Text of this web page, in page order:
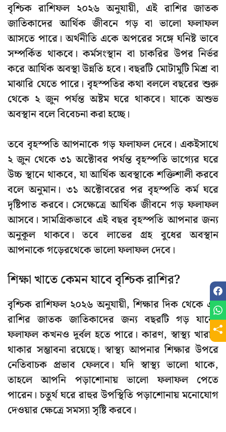
বৃশ্চিক রাশিফল ২০২৬ অনুযায়ী, এই রাশির জাতক
জাতিকাদের আর্থিক জীবনে গড় বা ভালো ফলাফল
আসতে পারে। অর্থনীতি একে অপরের সঙ্গে ঘনিষ্ট ভাবে
সম্পর্কিত থাকবে। কর্মসংস্থান বা চাকরির উপর নির্ভর
করে আর্থিক অবস্থা উন্নতি হবে। বছরটি মোটামুটি মিশ্র বা
মাঝারি যেতে পারে। বৃহস্পতির কথা বললে বছরের শুরু
থেকে ২ জুন পর্যন্ত অষ্টম ঘরে থাকবে। যাকে অশুভ
অবস্থান বলে বিবেচনা করা হচ্ছে।
তবে বৃহস্পতি আপনাকে গড় ফলাফল দেবে। একইসাথে
২ জুন থেকে ৩১ অক্টোবর পর্যন্ত বৃহস্পতি ভাগ্যের ঘরে
উচ্চ স্থানে থাকবে, যা আর্থিক অবস্থাকে শক্তিশালী করবে
বলে অনুমান। ৩১ অক্টোবরের পর বৃহস্পতি কর্ম ঘরে
দৃষ্টিপাত করবে। সেক্ষেত্রে আর্থিক জীবনে গড় ফলাফল
আসবে। সামগ্রিকভাবে এই বছর বৃহস্পতি আপনার জন্য
অনুকূল থাকবে। তবে লাভের গ্রহ বুধের অবস্থান
আপনাকে গড়েরথেকে ভালো ফলাফল দেবে।
শিক্ষা খাতে কেমন যাবে বৃশ্চিক রাশির?
বৃশ্চিক রাশিফল ২০২৬ অনুযায়ী, শিক্ষার দিক থেকে এই
রাশির জাতক জাতিকাদের জন্য বছরটি গড় যাবে।
ফলাফল কখনও দুর্বল হতে পারে। কারণ, স্বাস্থ্য খারাপ
থাকার সম্ভাবনা রয়েছে। স্বাস্থ্য আপনার শিক্ষার উপরে
নেতিবাচক প্রভাব ফেলবে। যদি স্বাস্থ্য ভালো থাকে,
তাহলে আপনি পড়াশোনায় ভালো ফলাফল পেতে
পারেন। চতুর্থ ঘরে রাহুর উপস্থিতি পড়াশোনায় মনোযোগ
দেওয়ার ক্ষেত্রে সমস্যা সৃষ্টি করবে।